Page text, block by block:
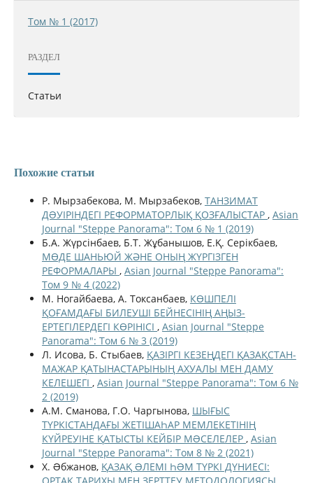
Том № 1 (2017)
РАЗДЕЛ
Статьи
Похожие статьи
Р. Мырзабекова, М. Мырзабеков, ТАНЗИМАТ
ДƏУІРІНДЕГІ РЕФОРМАТОРЛЫҚ ҚОЗҒАЛЫСТАР , Asian
Journal "Steppe Panorama": Том 6 № 1 (2019)
Б.А. Жүрсінбаев, Б.Т. Жұбанышов, Е.Қ. Серікбаев,
МӨДЕ ШАНЬЮЙ ЖӘНЕ ОНЫҢ ЖҮРГІЗГЕН
РЕФОРМАЛАРЫ , Asian Journal "Steppe Panorama":
Том 9 № 4 (2022)
М. Ногайбаева, А. Токсанбаев, КӨШПЕЛІ
ҚОҒАМДАҒЫ БИЛЕУШІ БЕЙНЕСІНІҢ АҢЫЗ-
ЕРТЕГІЛЕРДЕГІ КӨРІНІСІ , Asian Journal "Steppe
Panorama": Том 6 № 3 (2019)
Л. Исова, Б. Стыбаев, ҚАЗІРГІ КЕЗЕҢДЕГІ ҚАЗАҚСТАН-
МАЖАР ҚАТЫНАСТАРЫНЫҢ АХУАЛЫ МЕН ДАМУ
КЕЛЕШЕГІ , Asian Journal "Steppe Panorama": Том 6 №
2 (2019)
А.М. Сманова, Г.О. Чаргынова, ШЫҒЫС
ТҮРКІСТАНДАҒЫ ЖЕТІШАҺАР МЕМЛЕКЕТІНІҢ
КҮЙРЕУІНЕ ҚАТЫСТЫ КЕЙБІР МƏСЕЛЕЛЕР , Asian
Journal "Steppe Panorama": Том 8 № 2 (2021)
Х. Əбжанов, ҚАЗАҚ ƏЛЕМІ ҺƏМ ТҮРКІ ДҮНИЕСІ: